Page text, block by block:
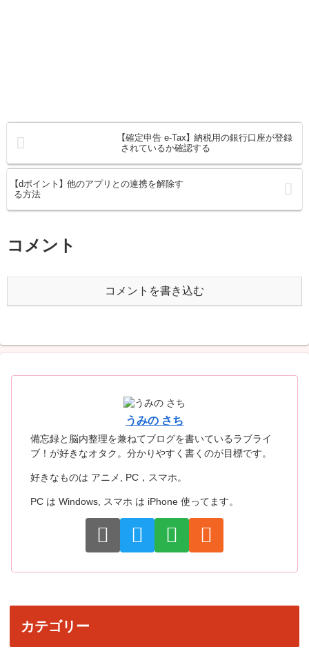
【確定申告 e-Tax】 納税用の銀行口座が登録
されているか確認する
【dポイント】 他のアプリとの連携を解除す
る方法
コメント
コメントを書き込む
うみの さち
備忘録と脳内整理を兼ねてブログを書いているラブライ
ブ！が好きなオタク。分かりやすく書くのが目標です。
好きなものは アニメ, PC，スマホ。
PC は Windows, スマホ は iPhone 使ってます。
カテゴリー